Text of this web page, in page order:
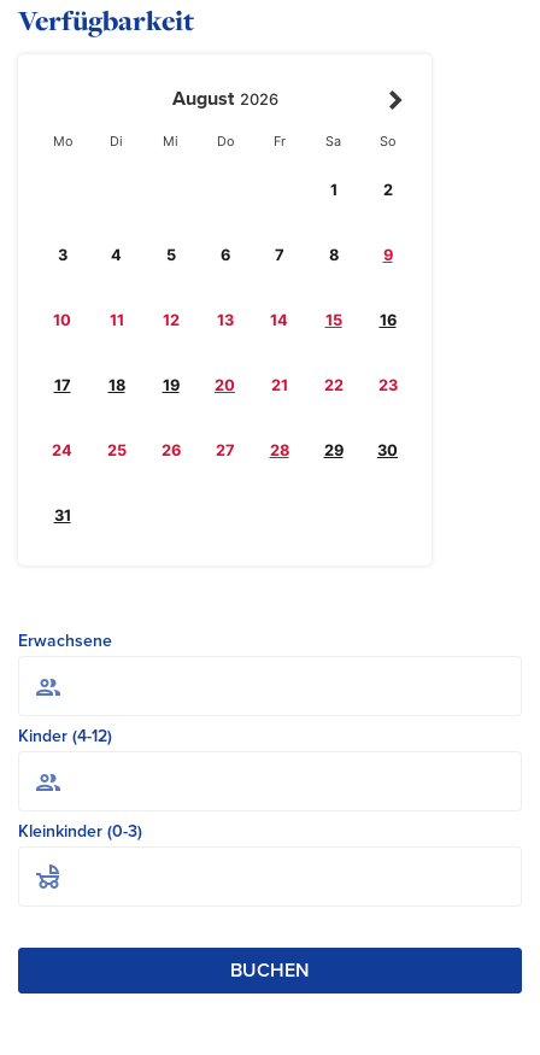
Verfügbarkeit
August 2026
Mo Di Mi Do Fr Sa So
1 2
3 4 5 6 7 8 9
10 11 12 13 14 15 16
17 18 19 20 21 22 23
24 25 26 27 28 29 30
31
Erwachsene
Kinder (4-12)
Kleinkinder (0-3)
BUCHEN